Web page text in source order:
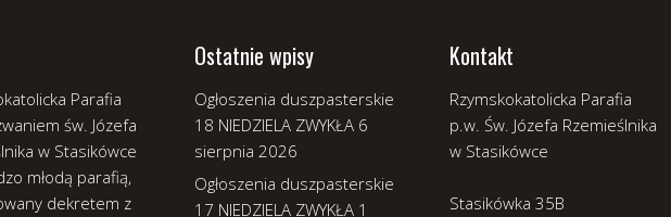
Parafia
św. Józefa
w Stasikówce
młodą parafią,
dekretem z
Ostatnie wpisy
Ogłoszenia duszpasterskie
18 NIEDZIELA ZWYKŁA 6
sierpnia 2026
Ogłoszenia duszpasterskie
17 NIEDZIELA ZWYKŁA 1
Kontakt
Rzymskokatolicka Parafia
p.w. Św. Józefa Rzemieślnika
w Stasikówce
Stasikówka 35B